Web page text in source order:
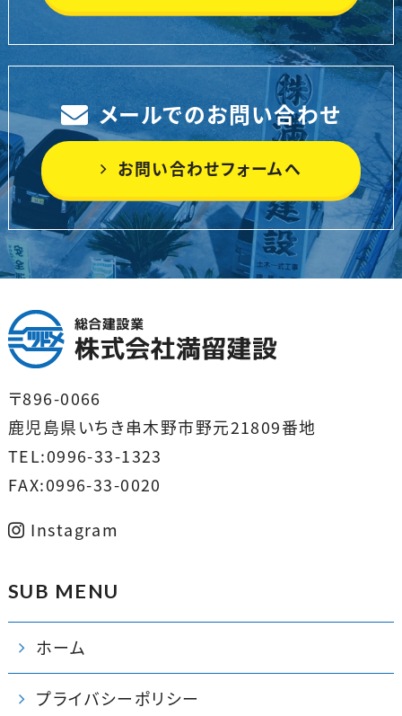
メールでのお問い合わせ
お問い合わせフォームへ
〒896-0066
鹿児島県いちき串木野市野元21809番地
TEL:0996-33-1323
FAX:0996-33-0020
Instagram
SUB MENU
ホーム
プライバシーポリシー